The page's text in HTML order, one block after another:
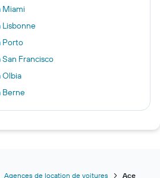
Miami
Lisbonne
Porto
Francisco
Olbia
Berne
Barcelone
Lucerne
Agences de location de voitures Ace